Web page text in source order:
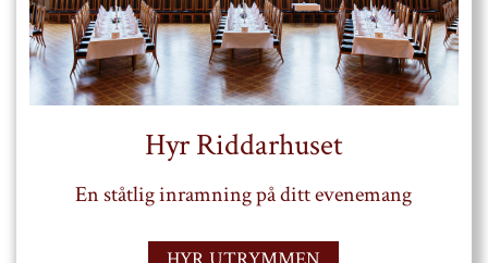
Hyr Riddarhuset
En ståtlig inramning på ditt evenemang